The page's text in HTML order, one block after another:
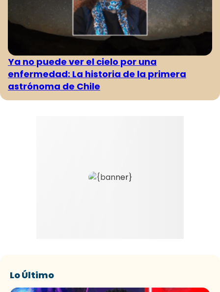
Ya no puede ver el cielo por una
enfermedad: La historia de la primera
astrónoma de Chile
Lo Último